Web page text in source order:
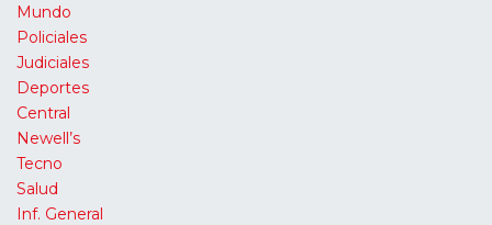
Mundo
Policiales
Judiciales
Deportes
Central
Newell’s
Tecno
Salud
Inf. General